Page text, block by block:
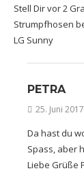
Stell Dir vor 2
Strumpfhosen
LG Sunny
PETRA
25. Juni
Da hast du
Spass, aber
Liebe Grüße